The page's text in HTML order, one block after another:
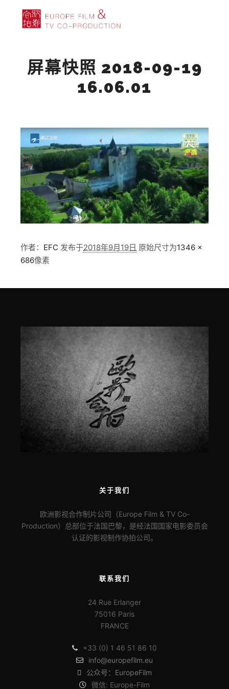
屏幕快照 2018-09-19
16.06.01
作者： EFC 发布于2018年9月19日 原始尺寸为1346 ×
686像素
关于我们
欧洲影视合作制片公司（Europe Film & TV Co-
Production）总部位于法国巴黎，是经法国国家电影委员会
认证的影视制作协拍公司。
联系我们
24 Rue Erlanger
75016 Paris
FRANCE
+33 (0) 1 46 51 86 10
info@europefilm.eu
公众号：EuropeFilm
微信: Europe-Film